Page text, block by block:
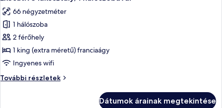
részletei
következő
szoba
összes
képének
megtekintése:
Executive
1
66 négyzetméter
1 hálószoba
2 férőhely
1 king (extra méretű) franciaágy
Ingyenes wifi
További részletek
Executive
Dátumok árainak megtekintése